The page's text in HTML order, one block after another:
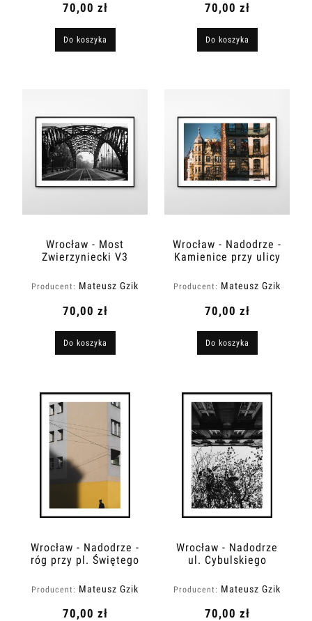
70,00 zł
Do koszyka
70,00 zł
Do koszyka
Wrocław - Most
Zwierzyniecki V3
Producent: Mateusz Gzik
70,00 zł
Do koszyka
Wrocław - Nadodrze -
Kamienice przy ulicy
Producent: Mateusz Gzik
70,00 zł
Do koszyka
Wrocław - Nadodrze -
róg przy pl. Świętego
Producent: Mateusz Gzik
70,00 zł
Wrocław - Nadodrze
ul. Cybulskiego
Producent: Mateusz Gzik
70,00 zł